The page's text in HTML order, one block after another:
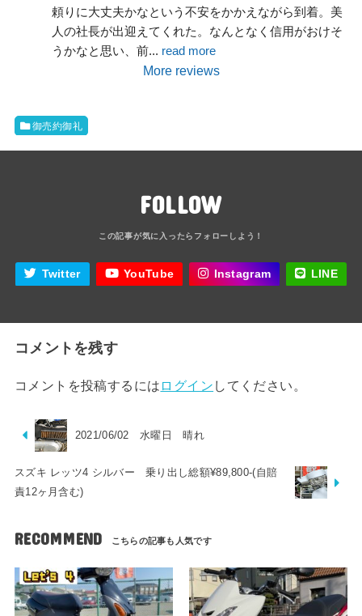
頼りに大丈夫かなという不安をかかえながら到着。美
人の社長が出迎えてくれた。なんとなく信用がおけそ
うかなと思い、前... read more
More reviews
御売約御礼
FOLLOW
Twitter YouTube Instagram LINE
コメントを残す
コメントを投稿するには ログイン してください。
2021/06/02 水曜日 晴れ
スズキ レッツ4 シルバー 乗り出し総額¥89,800-(自賠
責12ヶ月含む)
RECOMMEND